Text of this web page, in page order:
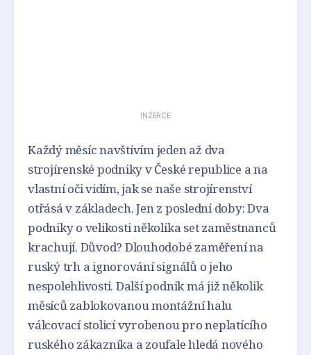
INZERCE
Každý měsíc navštívím jeden až dva
strojírenské podniky v České republice a na
vlastní oči vidím, jak se naše strojírenství
otřásá v základech. Jen z poslední doby: Dva
podniky o velikosti několika set zaměstnanců
krachují. Důvod? Dlouhodobé zaměření na
ruský trh a ignorování signálů o jeho
nespolehlivosti. Další podnik má již několik
měsíců zablokovanou montážní halu
válcovací stolicí vyrobenou pro neplatícího
ruského zákazníka a zoufale hledá nového